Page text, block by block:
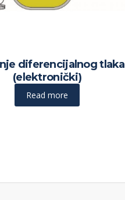
diferencijalnog tlaka
(elektronički)
Read more